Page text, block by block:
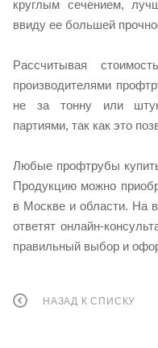
круглым сечением,
ввиду ее большей
Рассчитывая
производителями
не за тонну или
партиями, так как это
Любые профтрубы
Продукцию можно
в Москве и области. На
ответят онлайн-
правильный выбор и
НАЗАД К СПИСКУ